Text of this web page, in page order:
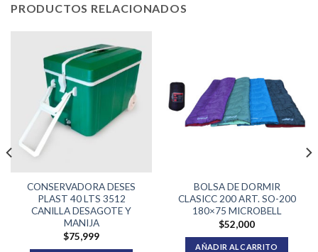
PRODUCTOS RELACIONADOS
CONSERVADORA DESES
PLAST 40 LTS 3512
CANILLA DESAGOTE Y
MANIJA
$75,999
BOLSA DE DORMIR
CLASICC 200 ART. SO-200
180×75 MICROBELL
$52,000
AÑADIR AL CARRITO